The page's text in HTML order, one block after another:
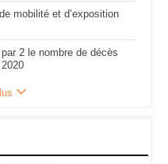
mobilité et d’exposition
2 le nombre de décès